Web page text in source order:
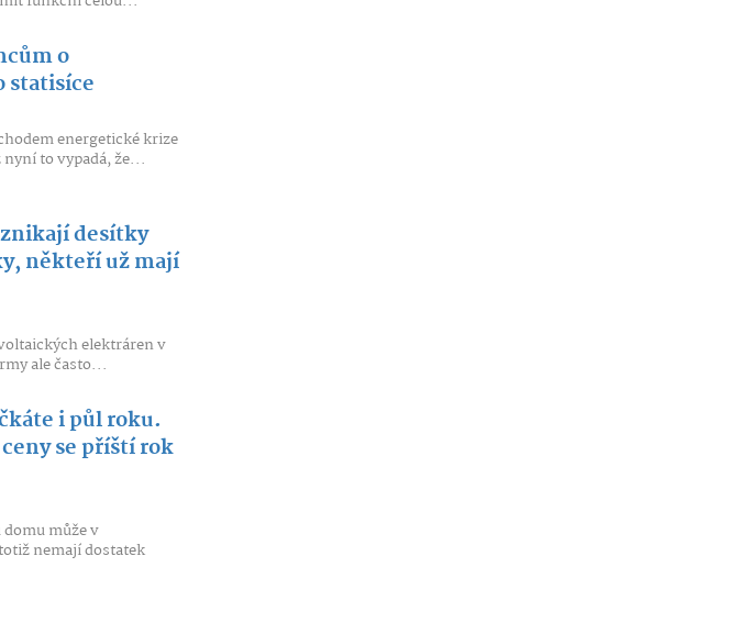
o
statisíce
energetické krize
to vypadá, že...
desítky
někteří už mají
elektráren v
ale často...
i půl roku.
se příští rok
může v
nemají dostatek